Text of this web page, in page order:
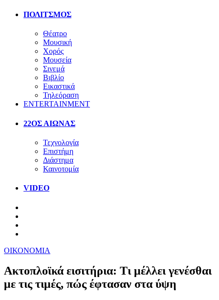
ΠΟΛΙΤΣΜΟΣ
Θέατρο
Μουσική
Χορός
Μουσεία
Σινεμά
Βιβλίο
Εικαστικά
Τηλεόραση
ENTERTAINMENT
22ΟΣ ΑΙΩΝΑΣ
Τεχνολογία
Επιστήμη
Διάστημα
Καινοτομία
VIDEO
ΟΙΚΟΝΟΜΙΑ
Ακτοπλοϊκά εισιτήρια: Τι μέλλει γενέσθαι
με τις τιμές, πώς έφτασαν στα ύψη